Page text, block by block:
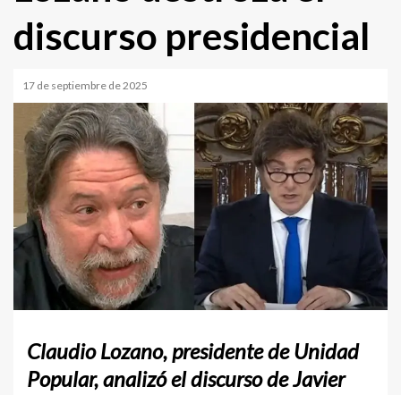
discurso presidencial
17 de septiembre de 2025
Claudio Lozano, presidente deUnidad
Popular, analizó el discurso deJavier